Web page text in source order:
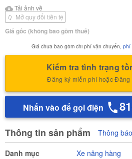
Tải ảnh về
Tải ảnh về
Giá gốc (không bao gồm thuế)
Mở quy đổi tiền tệ
Giá chưa bao gồm chi phí vận chuyển, phí
Kiểm tra tình trạng
Đăng ký miễn phí hoặc Đăng
Nhấn vào để gọi điện
Thông tin sản phẩm Thông
Danh mục Xe nâng hàng